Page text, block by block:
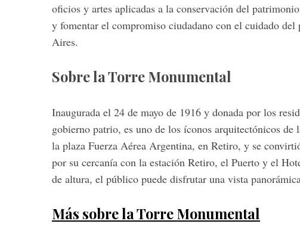
oficios y artes aplicadas a la conservación del
y fomentar el compromiso ciudadano con el cuidado
Aires.
Sobre la Torre Monumental
Inaugurada el 24 de mayo de 1916 y donada por los
gobierno patrio, es uno de los íconos arquitectónicos
la plaza Fuerza Aérea Argentina, en Retiro, y se
por su cercanía con la estación Retiro, el Puerto y el
de altura, el público puede disfrutar una vista
Más sobre la Torre Monumental
a
r
c
o
r